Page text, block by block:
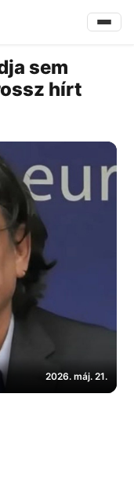
sem
hírt
2026. máj. 21.